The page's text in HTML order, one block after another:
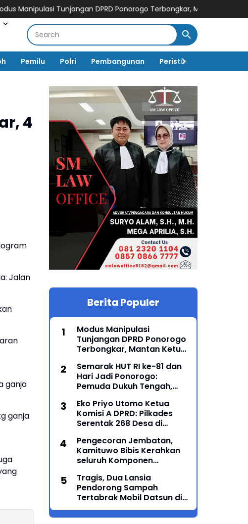
Tunjangan DPRD Ponorogo Terbongkar, Mantan Ketua DPRD
Pemilu Polri Pembangunan Peristiwa
4
Jalan
ganja
ganja
Berita Populer
Modus Manipulasi
Tunjangan DPRD Ponorogo
Terbongkar, Mantan Ketua
Ditahan Kejari
Semarak HUT RI ke-81 dan
Hari Jadi Ponorogo:
Pemuda Dukuh Tengah,
Gajah-Gajahan, Lintas
Generasi Menyatu dalam
Budaya
Eko Priyo Utomo Ketua
Komisi A DPRD: Pilkades
Serentak 268 Desa di
Mei 2027
Pengecoran Jembatan,
Kamituwo Bibis Kerahkan
seluruh Komponen
Rayon Bulu Lor
Tragis, Dua Lansia
Pendorong Sampah
Tertabrak Mobil Datsun di
Ponorogo: Satu Meninggal
Dunia, Satu Luka-Luka